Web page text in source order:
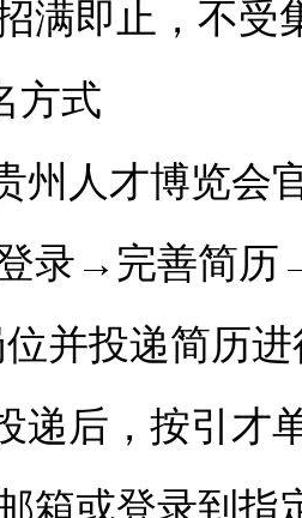
满即止，不受
式
人才博览会
录→完善简历
并投递简历
后，按引才单
箱或登录到指